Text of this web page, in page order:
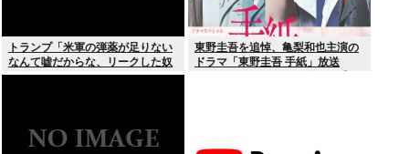
トランプ「米軍の弾薬が足りない
なんて嘘だからな、リークした奴
は懲役刑だ！」
東野圭吾を追悼、亀梨和也主演の
ドラマ「東野圭吾 手紙」放送